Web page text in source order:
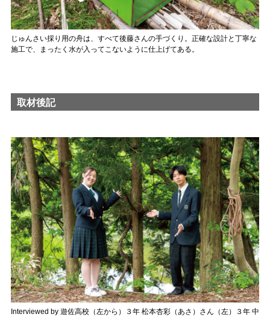
じゅんさい採り用の舟は、すべて後藤さんの手づくり。正確な設計と丁寧な
施工で、まったく水が入ってこないように仕上げてある。
取材後記
Interviewed by 遊佐高校（左から）３年 松本杏彩（あさ）さん（左）３年 中